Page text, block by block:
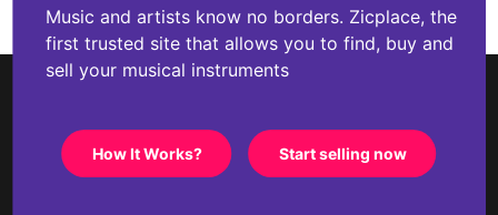
Music and artists know no borders. Zicplace, the
first trusted site that allows you to find, buy and
sell your musical instruments
How It Works? Start selling now